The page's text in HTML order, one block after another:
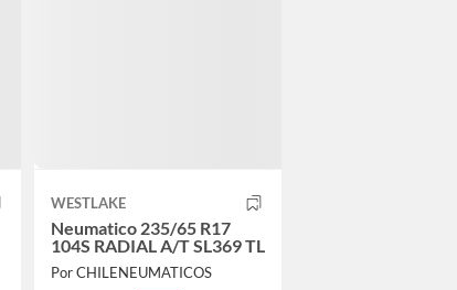
WESTLAKE
Neumatico 235/65 R17
104S RADIAL A/T SL369 TL
Por CHILENEUMATICOS